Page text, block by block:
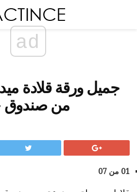
ad
جميل ورقة قلادة
من صندوق
01 من 07